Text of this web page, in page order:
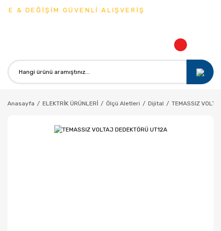
& DEĞİŞİM GÜVENLİ ALIŞVERİŞ
Anasayfa ELEKTRİK ÜRÜNLERİ Ölçü Aletleri Dijital TEMASSIZ